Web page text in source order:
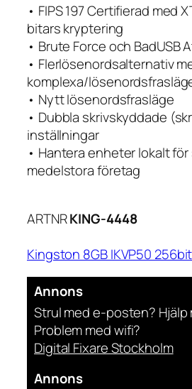
• FIPS 197 Certifierad med
bitars kryptering
• Brute Force och BadUSB
• Flerlösenordsalternativ
komplexa/
• Nytt lösenordsfrasläge
• Dubbla skrivskyddade
inställningar
• Hantera enheter lokalt för
medelstora företag
ARTNRKING-4448
Kingston 8GB IKVP50
Annons
Strul med e-posten? Hjälp
Problem med wifi?
Digital Fixare Stockholm
Annons